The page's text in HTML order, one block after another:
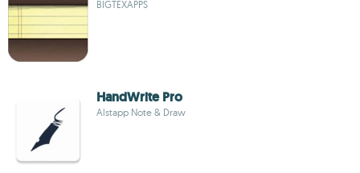
BIGTEXAPPS
HandWrite Pro
Alstapp Note & Draw